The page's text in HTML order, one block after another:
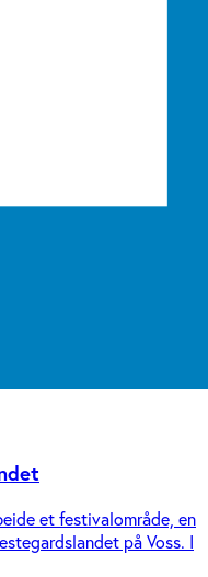
et festivalområde, en
på Voss. I